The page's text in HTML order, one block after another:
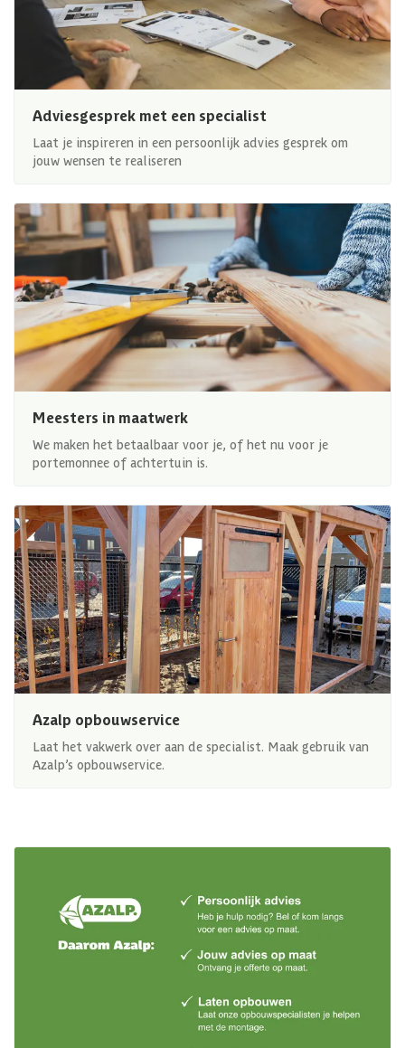
Adviesgesprek met een specialist
Laat je inspireren in een persoonlijk advies gesprek om
jouw wensen te realiseren
Meesters in maatwerk
We maken het betaalbaar voor je, of het nu voor je
portemonnee of achtertuin is.
Azalp opbouwservice
Laat het vakwerk over aan de specialist. Maak gebruik van
Azalp’s opbouwservice.